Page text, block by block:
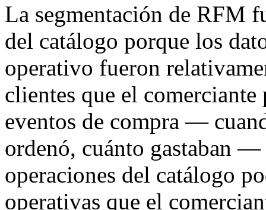
La segmentación de RFM
del catálogo porque los
operativo fueron
clientes que el
eventos de compra —
ordenó, cuánto gastaban —
operaciones del catálogo
operativas que el